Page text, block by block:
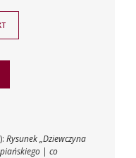
Rysunek „Dziewczyna
| co